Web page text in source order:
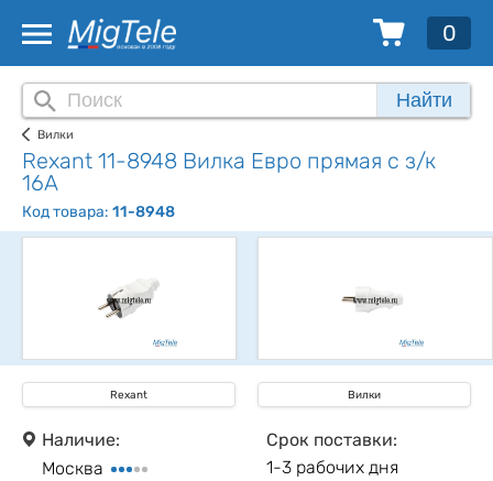
0
Найти
Вилки
Rexant 11-8948 Вилка Евро прямая с з/к
16А
Код товара: 11-8948
Rexant Вилки
Наличие:
Москва
Срок поставки:
1-3 рабочих дня